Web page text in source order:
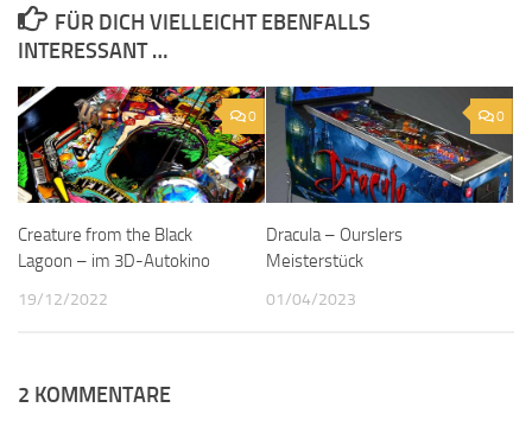
FÜR DICH VIELLEICHT EBENFALLS
INTERESSANT …
0
Creature from the Black
Lagoon – im 3D-Autokino
19/12/2022
0
Dracula – Ourslers
Meisterstück
01/04/2023
2 KOMMENTARE